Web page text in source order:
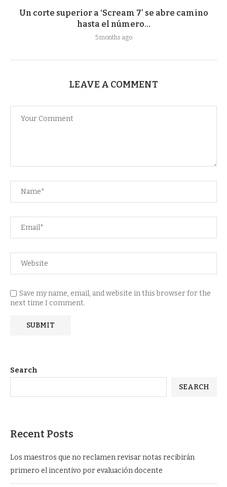
Un corte superior a ‘Scream 7’ se abre camino
hasta el número...
5 months ago
LEAVE A COMMENT
Save my name, email, and website in this browser for the
next time I comment.
Search
SEARCH
Recent Posts
Los maestros que no reclamen revisar notas recibirán
primero el incentivo por evaluación docente